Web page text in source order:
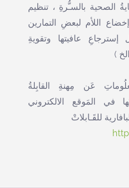
الصحية بالسـُّرةِ ، تنظيم
اللأم لبعضِ التمارين
عافيتها وتقويةِ
)
عَن مِهنةِ القابِلةُ
في المَوقع الالكتروني
للقَـابلاتْ